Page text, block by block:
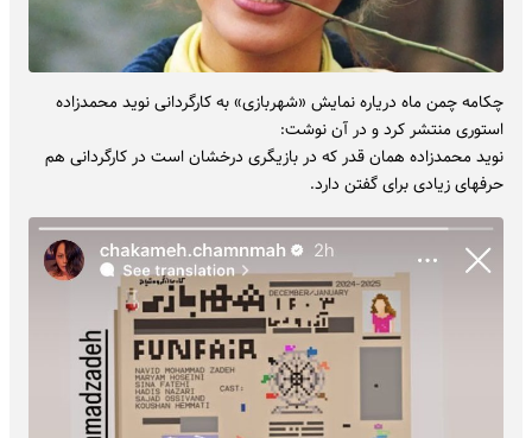
چکامه چمن ماه دریاره نمایش «شهربازی» به کارگردانی نوید محمدزاده
استوری منتشر کرد و در آن نوشت:
نوید محمدزاده همان قدر که در بازیگری درخشان است در کارگردانی هم
حرفهای زیادی برای گفتن دارد.